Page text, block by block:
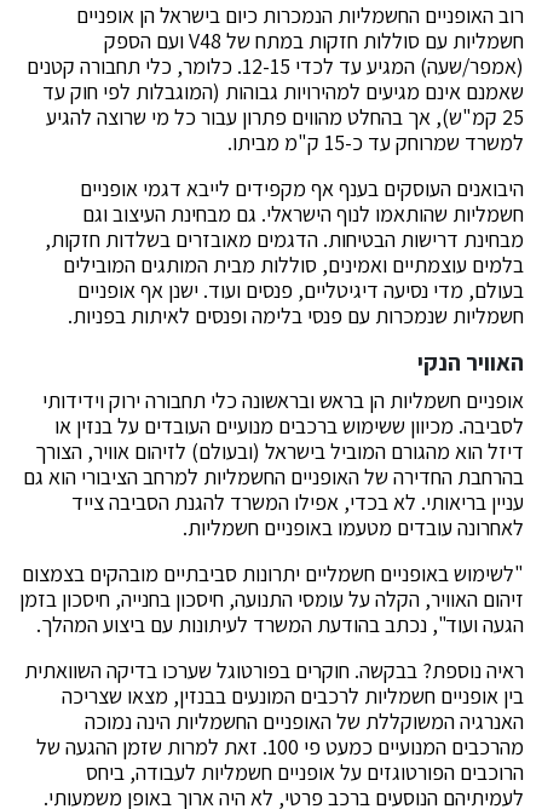
רוב האופניים החשמליות הנמכרות כיום בישראל הן אופניים
חשמליות עם סוללות חזקות במתח של V48 ועם הספק
(אמפר/שעה) המגיע עד לכדי 12-15. כלומר, כלי תחבורה קטנים
שאמנם אינם מגיעים למהירויות גבוהות (המוגבלות לפי חוק עד
25 קמ"ש), אך בהחלט מהווים פתרון עבור כל מי שרוצה להגיע
למשרד שמרוחק עד כ-15 ק"מ מביתו.
היבואנים העוסקים בענף אף מקפידים לייבא דגמי אופניים
חשמליות שהותאמו לנוף הישראלי. גם מבחינת העיצוב וגם
מבחינת דרישות הבטיחות. הדגמים מאובזרים בשלדות חזקות,
בלמים עוצמתיים ואמינים, סוללות מבית המותגים המובילים
בעולם, מדי נסיעה דיגיטליים, פנסים ועוד. ישנן אף אופניים
חשמליות שנמכרות עם פנסי בלימה ופנסים לאיתות בפניות.
האוויר הנקי
אופניים חשמליות הן בראש ובראשונה כלי תחבורה ירוק וידידותי
לסביבה. מכיוון ששימוש ברכבים מנועיים העובדים על בנזין או
דיזל הוא מהגורם המוביל בישראל (ובעולם) לזיהום אוויר, הצורך
בהרחבת החדירה של האופניים החשמליות למרחב הציבורי הוא גם
עניין בריאותי. לא בכדי, אפילו המשרד להגנת הסביבה צייד
לאחרונה עובדים מטעמו באופניים חשמליות.
"לשימוש באופניים חשמליים יתרונות סביבתיים מובהקים בצמצום
זיהום האוויר, הקלה על עומסי התנועה, חיסכון בחנייה, חיסכון בזמן
הגעה ועוד", נכתב בהודעת המשרד לעיתונות עם ביצוע המהלך.
ראיה נוספת? בבקשה. חוקרים בפורטוגל שערכו בדיקה השוואתית
בין אופניים חשמליות לרכבים המונעים בבנזין, מצאו שצריכה
האנרגיה המשוקללת של האופניים החשמליות הינה נמוכה
מהרכבים המנועיים כמעט פי 100. זאת למרות שזמן ההגעה של
הרוכבים הפורטוגזים על אופניים חשמליות לעבודה, ביחס
לעמיתיהם הנוסעים ברכב פרטי, לא היה ארוך באופן משמעותי.